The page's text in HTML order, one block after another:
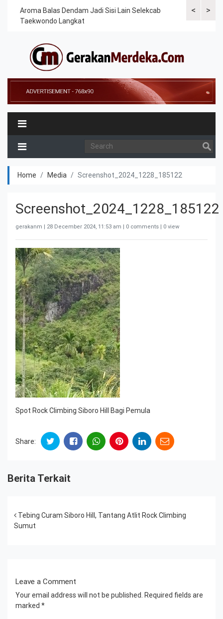
<
Aroma Balas Dendam Jadi Sisi Lain Selekcab
Taekwondo Langkat
>
Home Media Screenshot_2024_1228_185122
Screenshot_2024_1228_185122
gerakanm | 28 December 2024, 11:53 am | 0 comments | 0 view
Spot Rock Climbing Siboro Hill Bagi Pemula
Share:
Berita Terkait
Post navigation
Tebing Curam Siboro Hill, Tantang Atlit Rock Climbing
Sumut
Leave a Comment
Your email address will not be published.
Required fields are
marked *